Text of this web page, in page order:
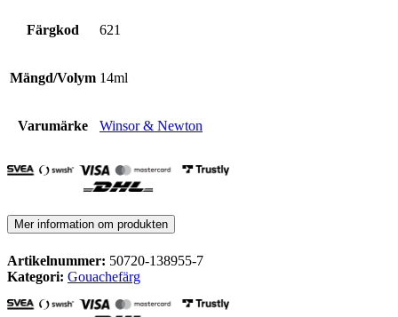
Färgkod 621
Mängd/Volym 14ml
Varumärke Winsor & Newton
Mer information om produkten
Artikelnummer: 50720-138955-7
Kategori: Gouachefärg